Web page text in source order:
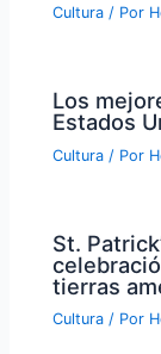
Cultura / Por
Los
Estados
Cultura / Por
St.
tierras
Cultura / Por